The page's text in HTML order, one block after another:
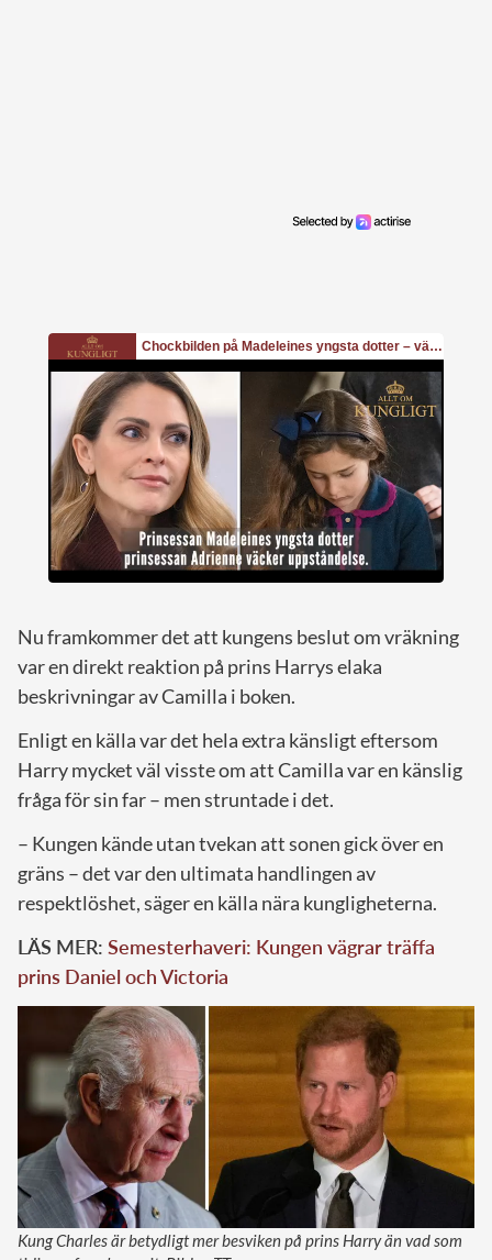
Nu framkommer det att kungens beslut om vräkning
var en direkt reaktion på prins Harrys elaka
beskrivningar av Camilla i boken.
Enligt en källa var det hela extra känsligt eftersom
Harry mycket väl visste om att Camilla var en känslig
fråga för sin far – men struntade i det.
– Kungen kände utan tvekan att sonen gick över en
gräns – det var den ultimata handlingen av
respektlöshet, säger en källa nära kungligheterna.
LÄS MER: Semesterhaveri: Kungen vägrar träffa
prins Daniel och Victoria
Kung Charles är betydligt mer besviken på prins Harry än vad som